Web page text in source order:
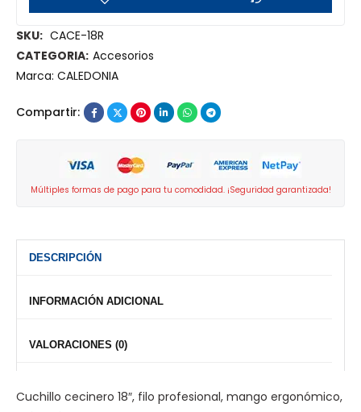
SKU: CACE-18R
CATEGORIA: Accesorios
Marca: CALEDONIA
Compartir:
Múltiples formas de pago para tu comodidad. ¡Seguridad garantizada!
DESCRIPCIÓN
INFORMACIÓN ADICIONAL
VALORACIONES (0)
Cuchillo cecinero 18″, filo profesional, mango ergonómico,